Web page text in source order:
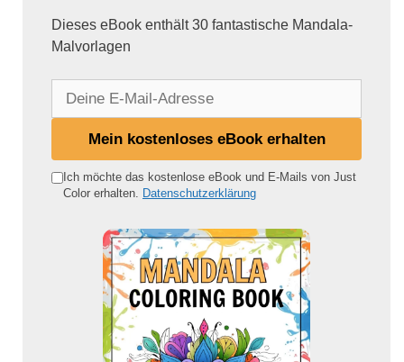
Dieses eBook enthält 30 fantastische Mandala-
Malvorlagen
e
Mein kostenloses eBook erhalten
Ich möchte das kostenlose eBook und E-Mails von Just
Color erhalten. Datenschutzerklärung